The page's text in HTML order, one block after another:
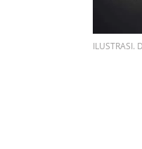
ILUSTRASI.